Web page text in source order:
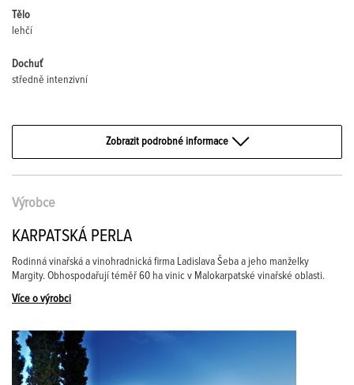
Tělo
lehčí
Dochuť
středně intenzivní
Zobrazit podrobné informace
Výrobce
KARPATSKÁ PERLA
Rodinná vinařská a vinohradnická firma Ladislava Šeba a jeho manželky
Margity. Obhospodařují téměř 60 ha vinic v Malokarpatské vinařské oblasti.
Více o výrobci